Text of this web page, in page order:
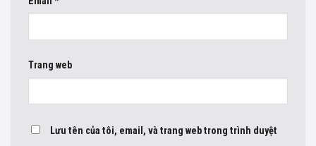
Trang web
Lưu tên của tôi, email, và trang web trong trình duyệt